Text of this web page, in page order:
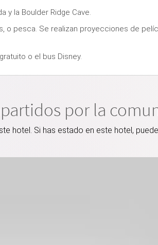
y la Boulder Ridge Cave.
pesca. Se realizan proyecciones de
o el bus Disney.
por la
hotel. Si has estado en este hotel,